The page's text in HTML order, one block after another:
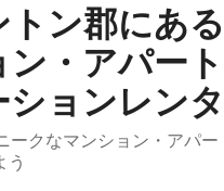
トン郡にあ
ン・アパー
ションレン
ークなマンション・アパー
う